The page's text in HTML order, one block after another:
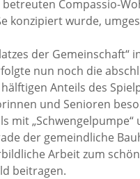
Compassio-
konzipiert wurde,
der Gemeinschaft“
nun noch die
Anteils des
und Senioren
mit „Schwengelpumpe“
der gemeindliche
Arbeit zum
beitragen.